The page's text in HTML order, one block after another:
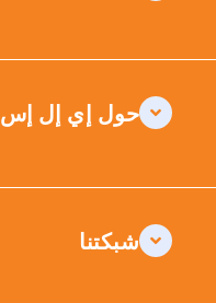
حول إي إل إس
شبكتنا